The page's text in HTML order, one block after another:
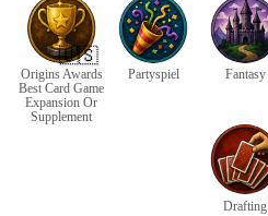
🇺🇸
Origins Awards
Best Card Game
Expansion Or
Supplement
Partyspiel Fantasy
Drafting